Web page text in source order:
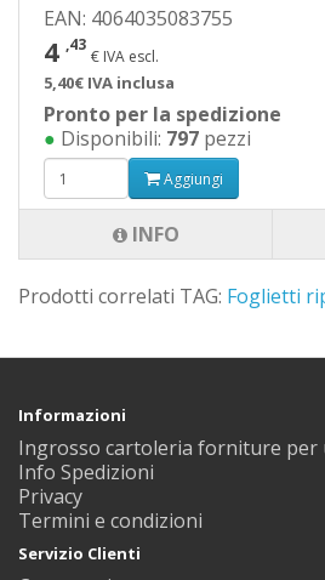
EAN: 4064035083755
4 ,43
€ IVA escl.
5,40€ IVA inclusa
Pronto per la spedizione
● Disponibili: 797 pezzi
Aggiungi
INFO
Prodotti correlati TAG: Foglietti
Informazioni
Ingrosso cartoleria forniture per
Info Spedizioni
Privacy
Termini e condizioni
Servizio Clienti